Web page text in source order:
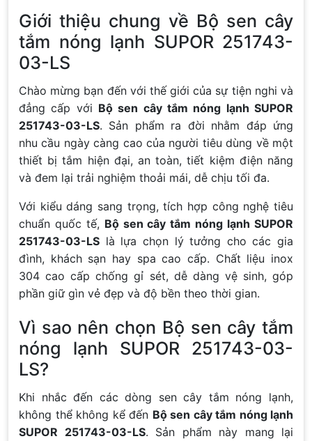
Giới thiệu chung về Bộ sen cây
tắm nóng lạnh SUPOR 251743-
03-LS
Chào mừng bạn đến với thế giới của sự tiện nghi và
đẳng cấp với Bộ sen cây tắm nóng lạnh SUPOR
251743-03-LS. Sản phẩm ra đời nhằm đáp ứng
nhu cầu ngày càng cao của người tiêu dùng về một
thiết bị tắm hiện đại, an toàn, tiết kiệm điện năng
và đem lại trải nghiệm thoải mái, dễ chịu tối đa.
Với kiểu dáng sang trọng, tích hợp công nghệ tiêu
chuẩn quốc tế, Bộ sen cây tắm nóng lạnh SUPOR
251743-03-LS là lựa chọn lý tưởng cho các gia
đình, khách sạn hay spa cao cấp. Chất liệu inox
304 cao cấp chống gỉ sét, dễ dàng vệ sinh, góp
phần giữ gìn vẻ đẹp và độ bền theo thời gian.
Vì sao nên chọn Bộ sen cây tắm
nóng lạnh SUPOR 251743-03-
LS?
Khi nhắc đến các dòng sen cây tắm nóng lạnh,
không thể không kể đến Bộ sen cây tắm nóng lạnh
SUPOR 251743-03-LS. Sản phẩm này mang lại